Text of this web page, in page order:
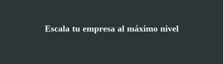
Escala tu empresa al máximo nivel